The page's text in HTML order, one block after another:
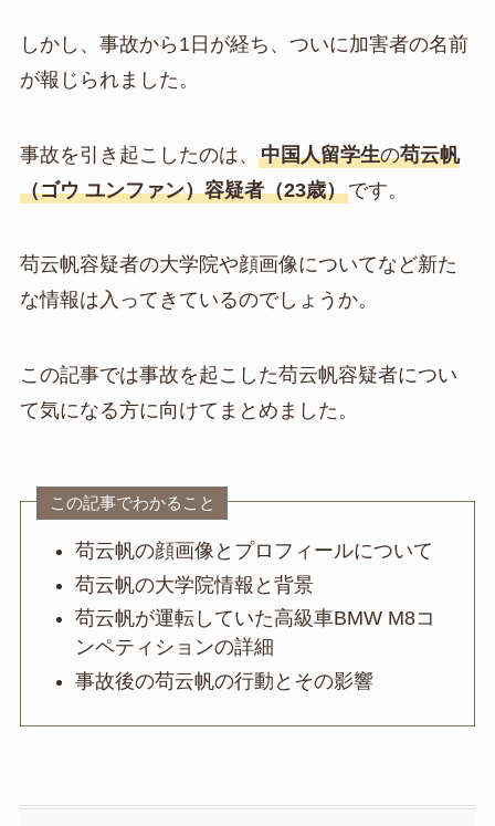
しかし、事故から1日が経ち、ついに加害者の名前
が報じられました。
事故を引き起こしたのは、 中国人留学生の苟云帆
（ゴウ ユンファン）容疑者（23歳）です。
苟云帆容疑者の大学院や顔画像についてなど新た
な情報は入ってきているのでしょうか。
この記事では事故を起こした苟云帆容疑者につい
て気になる方に向けてまとめました。
この記事でわかること
苟云帆の顔画像とプロフィールについて
苟云帆の大学院情報と背景
苟云帆が運転していた高級車BMW M8コ
ンペティションの詳細
事故後の苟云帆の行動とその影響